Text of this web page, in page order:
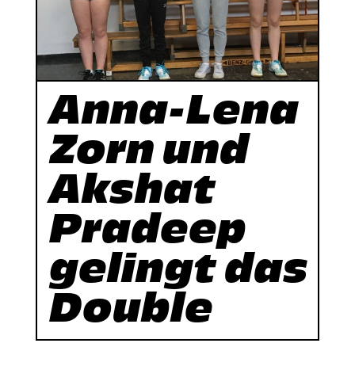
Anna-Lena
Zorn und
Akshat
Pradeep
gelingt das
Double